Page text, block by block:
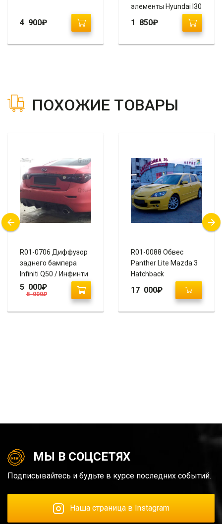
4 900₽
элементы Hyundai I30
1 850₽
ПОХОЖИЕ ТОВАРЫ
R01-0706 Диффузор
заднего бампера
Infiniti Q50 / Инфинти
Q50
8 000₽
5 000₽
R01-0088 Обвес
Panther Lite Mazda 3
Hatchback
17 000₽
МЫ В СОЦСЕТЯХ
Подписывайтесь и будьте в курсе последних событий.
Наша страница в Instagram